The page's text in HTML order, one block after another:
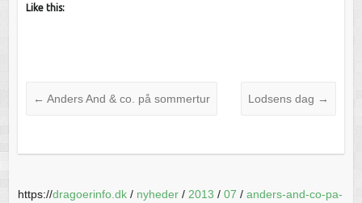
Like this:
← Anders And & co. på sommertur Lodsens dag →
https://dragoerinfo.dk/ nyheder/ 2013 / 07 / anders-and-co-pa-